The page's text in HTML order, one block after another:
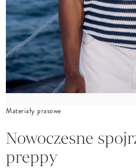
Materiały prasowe
Nowoczesne
preppy